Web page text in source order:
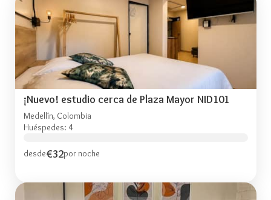
¡Nuevo! estudio cerca de Plaza Mayor NID101
Medellín, Colombia
Huéspedes: 4
desde€32por noche